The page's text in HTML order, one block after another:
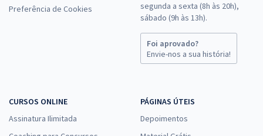
Preferência de Cookies
segunda a sexta (8h às 20h),
sábado (9h às 13h).
Foi aprovado?
Envie-nos a sua história!
CURSOS ONLINE
Assinatura Ilimitada
PÁGINAS ÚTEIS
Depoimentos